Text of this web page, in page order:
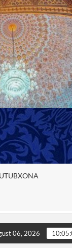
anglatishini
06, 2026